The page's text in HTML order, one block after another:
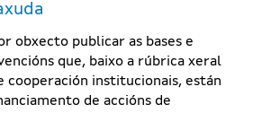
obxecto publicar as bases e
que, baixo a rúbrica xeral
cooperación institucionais, están
de accións de